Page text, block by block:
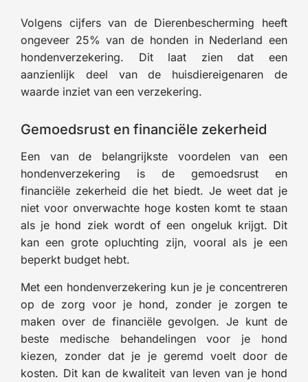
Volgens cijfers van de Dierenbescherming heeft
ongeveer 25% van de honden in Nederland een
hondenverzekering. Dit laat zien dat een
aanzienlijk deel van de huisdiereigenaren de
waarde inziet van een verzekering.
Gemoedsrust en financiële zekerheid
Een van de belangrijkste voordelen van een
hondenverzekering is de gemoedsrust en
financiële zekerheid die het biedt. Je weet dat je
niet voor onverwachte hoge kosten komt te staan
als je hond ziek wordt of een ongeluk krijgt. Dit
kan een grote opluchting zijn, vooral als je een
beperkt budget hebt.
Met een hondenverzekering kun je je concentreren
op de zorg voor je hond, zonder je zorgen te
maken over de financiële gevolgen. Je kunt de
beste medische behandelingen voor je hond
kiezen, zonder dat je je geremd voelt door de
kosten. Dit kan de kwaliteit van leven van je hond